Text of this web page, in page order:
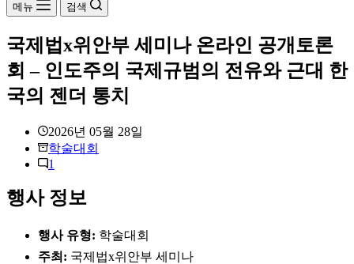
메뉴 검색
국제법x위안부 세미나 온라인 공개토론
회 – 인도주의 국제규범의 전유와 근대 한
국의 젠더 통치
2026년 05월 28일
학술대회
1
행사 정보
행사 유형: 학술대회
주최: 국제법x위안부 세미나